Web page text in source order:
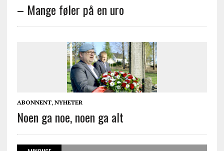
– Mange føler på en uro
ABONNENT, NYHETER
Noen ga noe, noen ga alt